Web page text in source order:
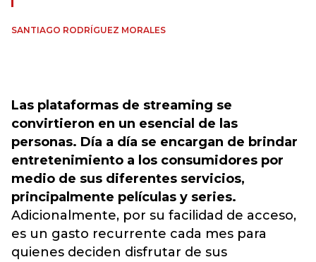
SANTIAGO RODRÍGUEZ MORALES
Las plataformas de streaming se
convirtieron en un esencial de las
personas. Día a día se encargan de brindar
entretenimiento a los consumidores por
medio de sus diferentes servicios,
principalmente películas y series.
Adicionalmente, por su facilidad de acceso,
es un gasto recurrente cada mes para
quienes deciden disfrutar de sus